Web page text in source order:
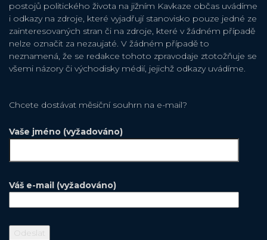
postojů politického života na jižním Kavkaze občas uvádíme
i odkazy na zdroje, které vyjadřují stanovisko pouze jedné ze
zainteresovaných stran či na zdroje, které v žádném případě
nelze označit za nezaujaté. V žádném případě to
neznamená, že se redakce tohoto zpravodaje ztotožňuje se
všemi názory či východisky médií, jejichž odkazy uvádíme.
Chcete dostávat měsiční souhrn na e-mail?
Vaše jméno (vyžadováno)
Váš e-mail (vyžadováno)